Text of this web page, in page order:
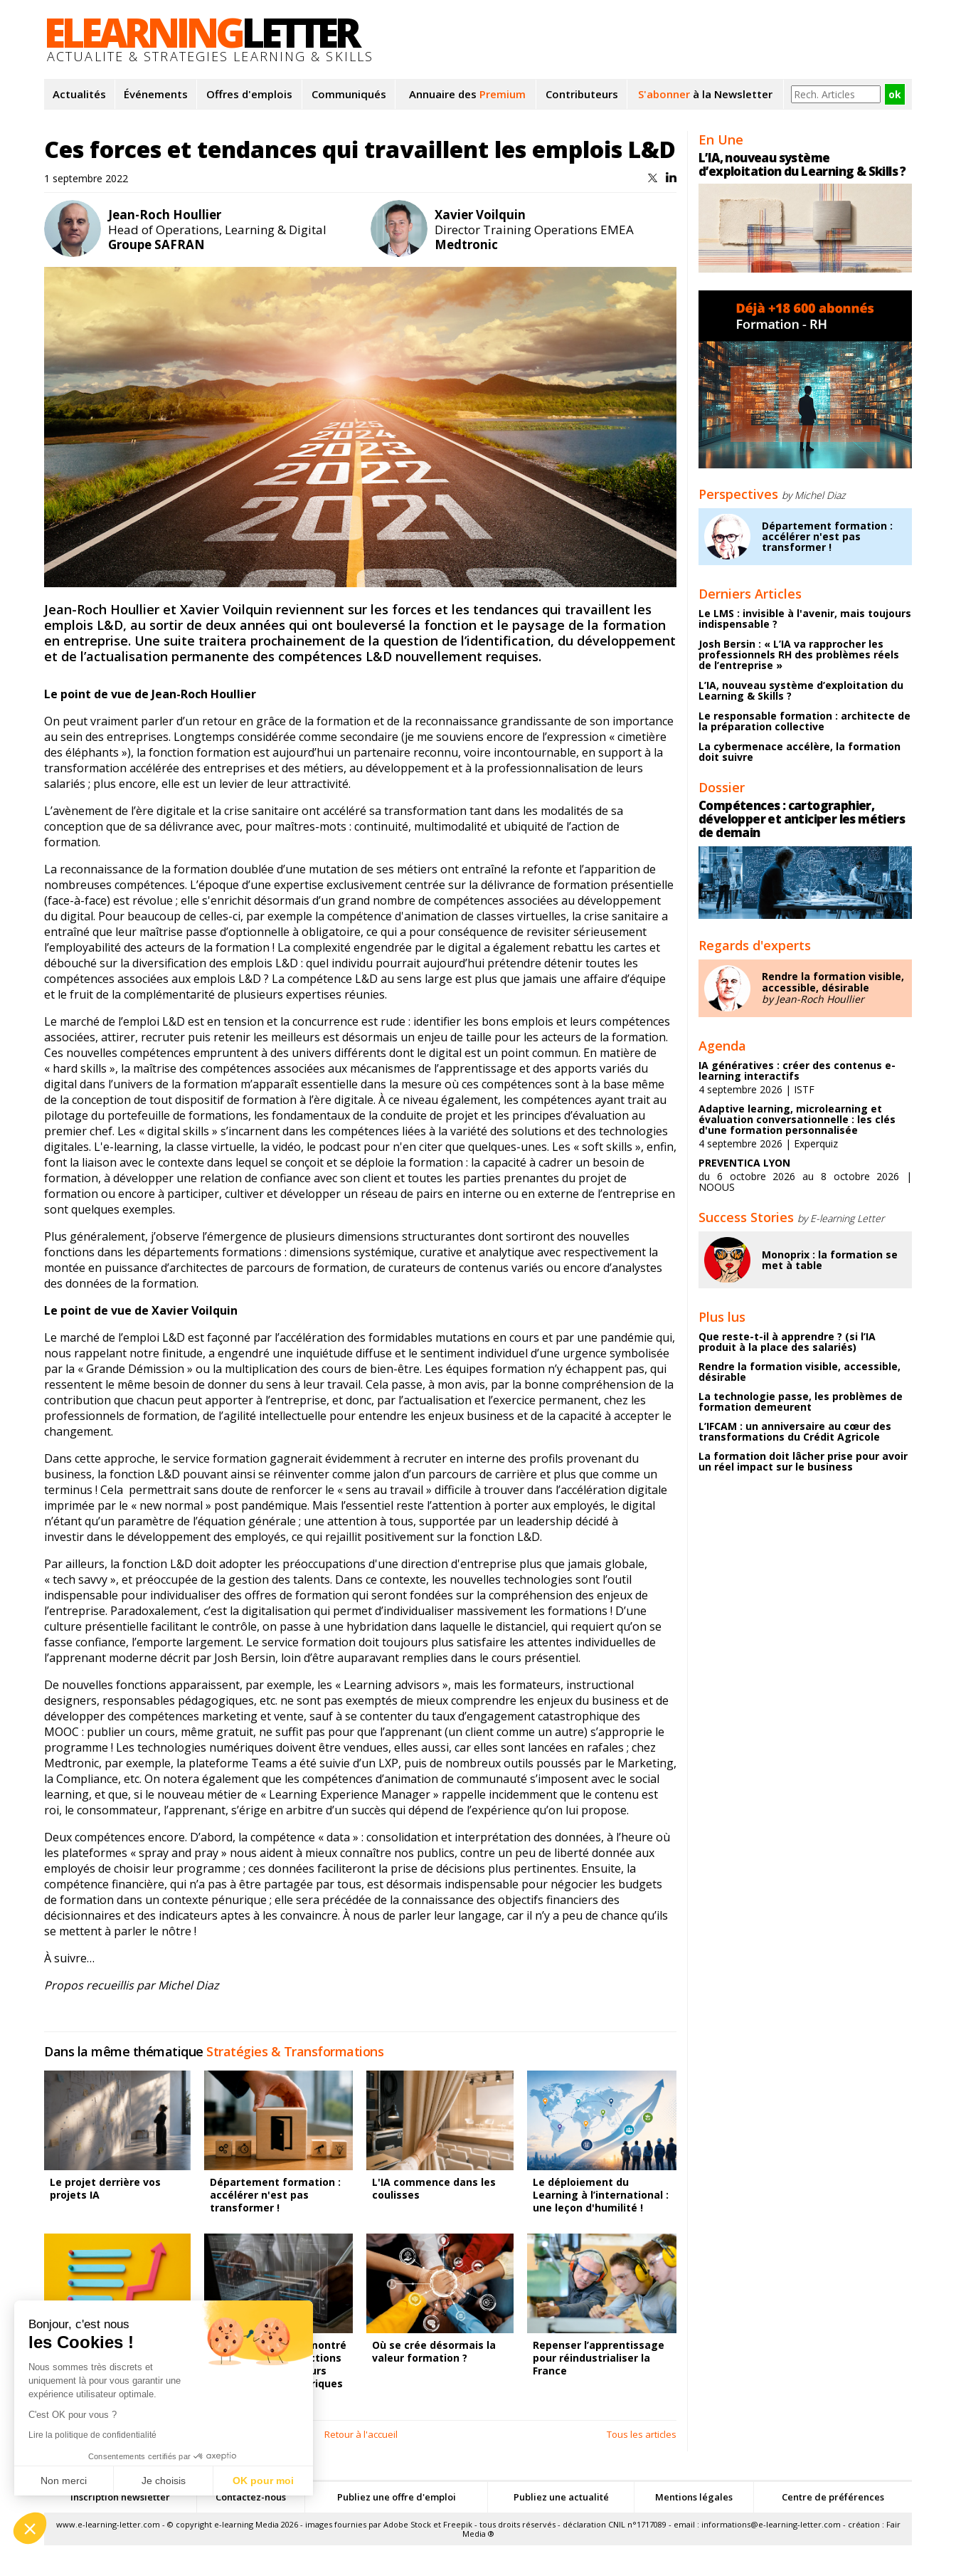
Bonjour, c'est nous
les Cookies !
Nous sommes très discrets et
uniquement là pour vous garantir une
expérience utilisateur optimale.
C'est OK pour vous ?
Lire la politique de confidentialité
Consentements certifiés par
Non merci Je choisis
OK pour moi
Axeptio consent
Plateforme de Gestion du Consentement : Personnalisez vos Options
Notre plateforme vous permet d'adapter et de gérer vos paramètres de confidentialité, en garantissant la conformité avec les réglementations. Personnalisez vos préférences pour contrôler la manière dont
ELEARNINGLETTER
ACTUALITE & STRATEGIES LEARNING & SKILLS
Actualités Événements Offres d'emplois Communiqués Annuaire des Premium Contributeurs S'abonner à la Newsletter
Ces forces et tendances qui travaillent les emplois L&D
1 septembre 2022
Jean-Roch Houllier
Head of Operations, Learning & Digital
Groupe SAFRAN
Xavier Voilquin
Director Training Operations EMEA
Medtronic
Jean-Roch Houllier et Xavier Voilquin reviennent sur les forces et les tendances qui travaillent les
emplois L&D, au sortir de deux années qui ont bouleversé la fonction et le paysage de la formation
en entreprise. Une suite traitera prochainement de la question de l’identification, du développement
et de l’actualisation permanente des compétences L&D nouvellement requises.
Le point de vue de Jean-Roch Houllier
On peut vraiment parler d’un retour en grâce de la formation et de la reconnaissance grandissante de son importance
au sein des entreprises. Longtemps considérée comme secondaire (je me souviens encore de l’expression « cimetière
des éléphants »), la fonction formation est aujourd’hui un partenaire reconnu, voire incontournable, en support à la
transformation accélérée des entreprises et des métiers, au développement et à la professionnalisation de leurs
salariés ; plus encore, elle est un levier de leur attractivité.
L’avènement de l’ère digitale et la crise sanitaire ont accéléré sa transformation tant dans les modalités de sa
conception que de sa délivrance avec, pour maîtres-mots : continuité, multimodalité et ubiquité de l’action de
formation.
La reconnaissance de la formation doublée d’une mutation de ses métiers ont entraîné la refonte et l’apparition de
nombreuses compétences. L’époque d’une expertise exclusivement centrée sur la délivrance de formation présentielle
(face-à-face) est révolue ; elle s'enrichit désormais d’un grand nombre de compétences associées au développement
du digital. Pour beaucoup de celles-ci, par exemple la compétence d'animation de classes virtuelles, la crise sanitaire a
entraîné que leur maîtrise passe d’optionnelle à obligatoire, ce qui a pour conséquence de revisiter sérieusement
l’employabilité des acteurs de la formation ! La complexité engendrée par le digital a également rebattu les cartes et
débouché sur la diversification des emplois L&D : quel individu pourrait aujourd’hui prétendre détenir toutes les
compétences associées aux emplois L&D ? La compétence L&D au sens large est plus que jamais une affaire d’équipe
et le fruit de la complémentarité de plusieurs expertises réunies.
Le marché de l’emploi L&D est en tension et la concurrence est rude : identifier les bons emplois et leurs compétences
associées, attirer, recruter puis retenir les meilleurs est désormais un enjeu de taille pour les acteurs de la formation.
Ces nouvelles compétences empruntent à des univers différents dont le digital est un point commun. En matière de
« hard skills », la maîtrise des compétences associées aux mécanismes de l’apprentissage et des apports variés du
digital dans l’univers de la formation m’apparaît essentielle dans la mesure où ces compétences sont à la base même
de la conception de tout dispositif de formation à l’ère digitale. À ce niveau également, les compétences ayant trait au
pilotage du portefeuille de formations, les fondamentaux de la conduite de projet et les principes d’évaluation au
premier chef. Les « digital skills » s’incarnent dans les compétences liées à la variété des solutions et des technologies
digitales. L'e-learning, la classe virtuelle, la vidéo, le podcast pour n'en citer que quelques-unes. Les « soft skills », enfin,
font la liaison avec le contexte dans lequel se conçoit et se déploie la formation : la capacité à cadrer un besoin de
formation, à développer une relation de confiance avec son client et toutes les parties prenantes du projet de
formation ou encore à participer, cultiver et développer un réseau de pairs en interne ou en externe de l’entreprise en
sont quelques exemples.
Plus généralement, j’observe l’émergence de plusieurs dimensions structurantes dont sortiront des nouvelles
fonctions dans les départements formations : dimensions systémique, curative et analytique avec respectivement la
montée en puissance d’architectes de parcours de formation, de curateurs de contenus variés ou encore d’analystes
des données de la formation.
Le point de vue de Xavier Voilquin
Le marché de l’emploi L&D est façonné par l’accélération des formidables mutations en cours et par une pandémie qui,
nous rappelant notre finitude, a engendré une inquiétude diffuse et le sentiment individuel d’une urgence symbolisée
par la « Grande Démission » ou la multiplication des cours de bien-être. Les équipes formation n’y échappent pas, qui
ressentent le même besoin de donner du sens à leur travail. Cela passe, à mon avis, par la bonne compréhension de la
contribution que chacun peut apporter à l’entreprise, et donc, par l’actualisation et l’exercice permanent, chez les
professionnels de formation, de l’agilité intellectuelle pour entendre les enjeux business et de la capacité à accepter le
changement.
Dans cette approche, le service formation gagnerait évidemment à recruter en interne des profils provenant du
business, la fonction L&D pouvant ainsi se réinventer comme jalon d’un parcours de carrière et plus que comme un
terminus ! Cela permettrait sans doute de renforcer le « sens au travail » difficile à trouver dans l’accélération digitale
imprimée par le « new normal » post pandémique. Mais l’essentiel reste l’attention à porter aux employés, le digital
n’étant qu’un paramètre de l’équation générale ; une attention à tous, supportée par un leadership décidé à
investir dans le développement des employés, ce qui rejaillit positivement sur la fonction L&D.
Par ailleurs, la fonction L&D doit adopter les préoccupations d'une direction d'entreprise plus que jamais globale,
« tech savvy », et préoccupée de la gestion des talents. Dans ce contexte, les nouvelles technologies sont l’outil
indispensable pour individualiser des offres de formation qui seront fondées sur la compréhension des enjeux de
l’entreprise. Paradoxalement, c’est la digitalisation qui permet d’individualiser massivement les formations ! D’une
culture présentielle facilitant le contrôle, on passe à une hybridation dans laquelle le distanciel, qui requiert qu’on se
fasse confiance, l’emporte largement. Le service formation doit toujours plus satisfaire les attentes individuelles de
l’apprenant moderne décrit par Josh Bersin, loin d’être auparavant remplies dans le cours présentiel.
De nouvelles fonctions apparaissent, par exemple, les « Learning advisors », mais les formateurs, instructional
designers, responsables pédagogiques, etc. ne sont pas exemptés de mieux comprendre les enjeux du business et de
développer des compétences marketing et vente, sauf à se contenter du taux d’engagement catastrophique des
MOOC : publier un cours, même gratuit, ne suffit pas pour que l’apprenant (un client comme un autre) s’approprie le
programme ! Les technologies numériques doivent être vendues, elles aussi, car elles sont lancées en rafales ; chez
Medtronic, par exemple, la plateforme Teams a été suivie d’un LXP, puis de nombreux outils poussés par le Marketing,
la Compliance, etc. On notera également que les compétences d’animation de communauté s’imposent avec le social
learning, et que, si le nouveau métier de « Learning Experience Manager » rappelle incidemment que le contenu est
roi, le consommateur, l’apprenant, s’érige en arbitre d’un succès qui dépend de l’expérience qu’on lui propose.
Deux compétences encore. D’abord, la compétence « data » : consolidation et interprétation des données, à l’heure où
les plateformes « spray and pray » nous aident à mieux connaître nos publics, contre un peu de liberté donnée aux
employés de choisir leur programme ; ces données faciliteront la prise de décisions plus pertinentes. Ensuite, la
compétence financière, qui n’a pas à être partagée par tous, est désormais indispensable pour négocier les budgets
de formation dans un contexte pénurique ; elle sera précédée de la connaissance des objectifs financiers des
décisionnaires et des indicateurs aptes à les convaincre. À nous de parler leur langage, car il n’y a peu de chance qu’ils
se mettent à parler le nôtre !
À suivre
Propos recueillis par Michel Diaz
Dans la même thématique Stratégies & Transformations
Le projet derrière vos
projets IA
Département formation :
accélérer n'est pas
transformer !
L'IA commence dans les
coulisses
Le déploiement du
Learning à l’international :
une leçon d'humilité !
Learning Sovereignty
manquait (jusque-là) aux
directions formation
La cybersécurité a montré
le chemin… les Directions
Formation face à leurs
dépendances numériques
Où se crée désormais la
valeur formation ?
Repenser l’apprentissage
pour réindustrialiser la
France
Page précécente Retour à l'accueil Tous les articles
En Une
L’IA, nouveau système
d’exploitation du Learning & Skills ?
Perspectives by Michel Diaz
Département formation :
accélérer n'est pas
transformer !
Derniers Articles
Le LMS : invisible à l'avenir, mais toujours
indispensable ?
Josh Bersin : « L’IA va rapprocher les
professionnels RH des problèmes réels
de l’entreprise »
L’IA, nouveau système d’exploitation du
Learning & Skills ?
Le responsable formation : architecte de
la préparation collective
La cybermenace accélère, la formation
doit suivre
Dossier
Compétences : cartographier,
développer et anticiper les métiers
de demain
Regards d'experts
Rendre la formation visible,
accessible, désirable
by Jean-Roch Houllier
Agenda
IA génératives : créer des contenus e-
learning interactifs
4 septembre 2026 | ISTF
Adaptive learning, microlearning et
évaluation conversationnelle : les clés
d'une formation personnalisée
4 septembre 2026 | Experquiz
PREVENTICA LYON
du 6 octobre 2026 au 8 octobre 2026 |
NOOUS
Success Stories by E-learning Letter
Monoprix : la formation se
met à table
Plus lus
Que reste-t-il à apprendre ? (si l’IA
produit à la place des salariés)
Rendre la formation visible, accessible,
désirable
La technologie passe, les problèmes de
formation demeurent
L’IFCAM : un anniversaire au cœur des
transformations du Crédit Agricole
La formation doit lâcher prise pour avoir
un réel impact sur le business
Inscription newsletter Contactez-nous Publiez une offre d'emploi Publiez une actualité Mentions légales Centre de préférences
www.e-learning-letter.com - © copyright e-learning Media 2026 - images fournies par Adobe Stocket Freepik- tous droits réservés - déclaration CNIL n°1717089 - email : informations@e-learning-letter.com - création : Fair
Media ®